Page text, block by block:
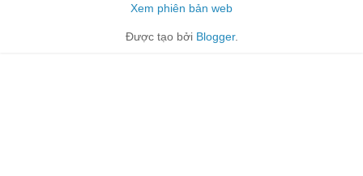
Xem phiên bản web
Được tạo bởi Blogger.